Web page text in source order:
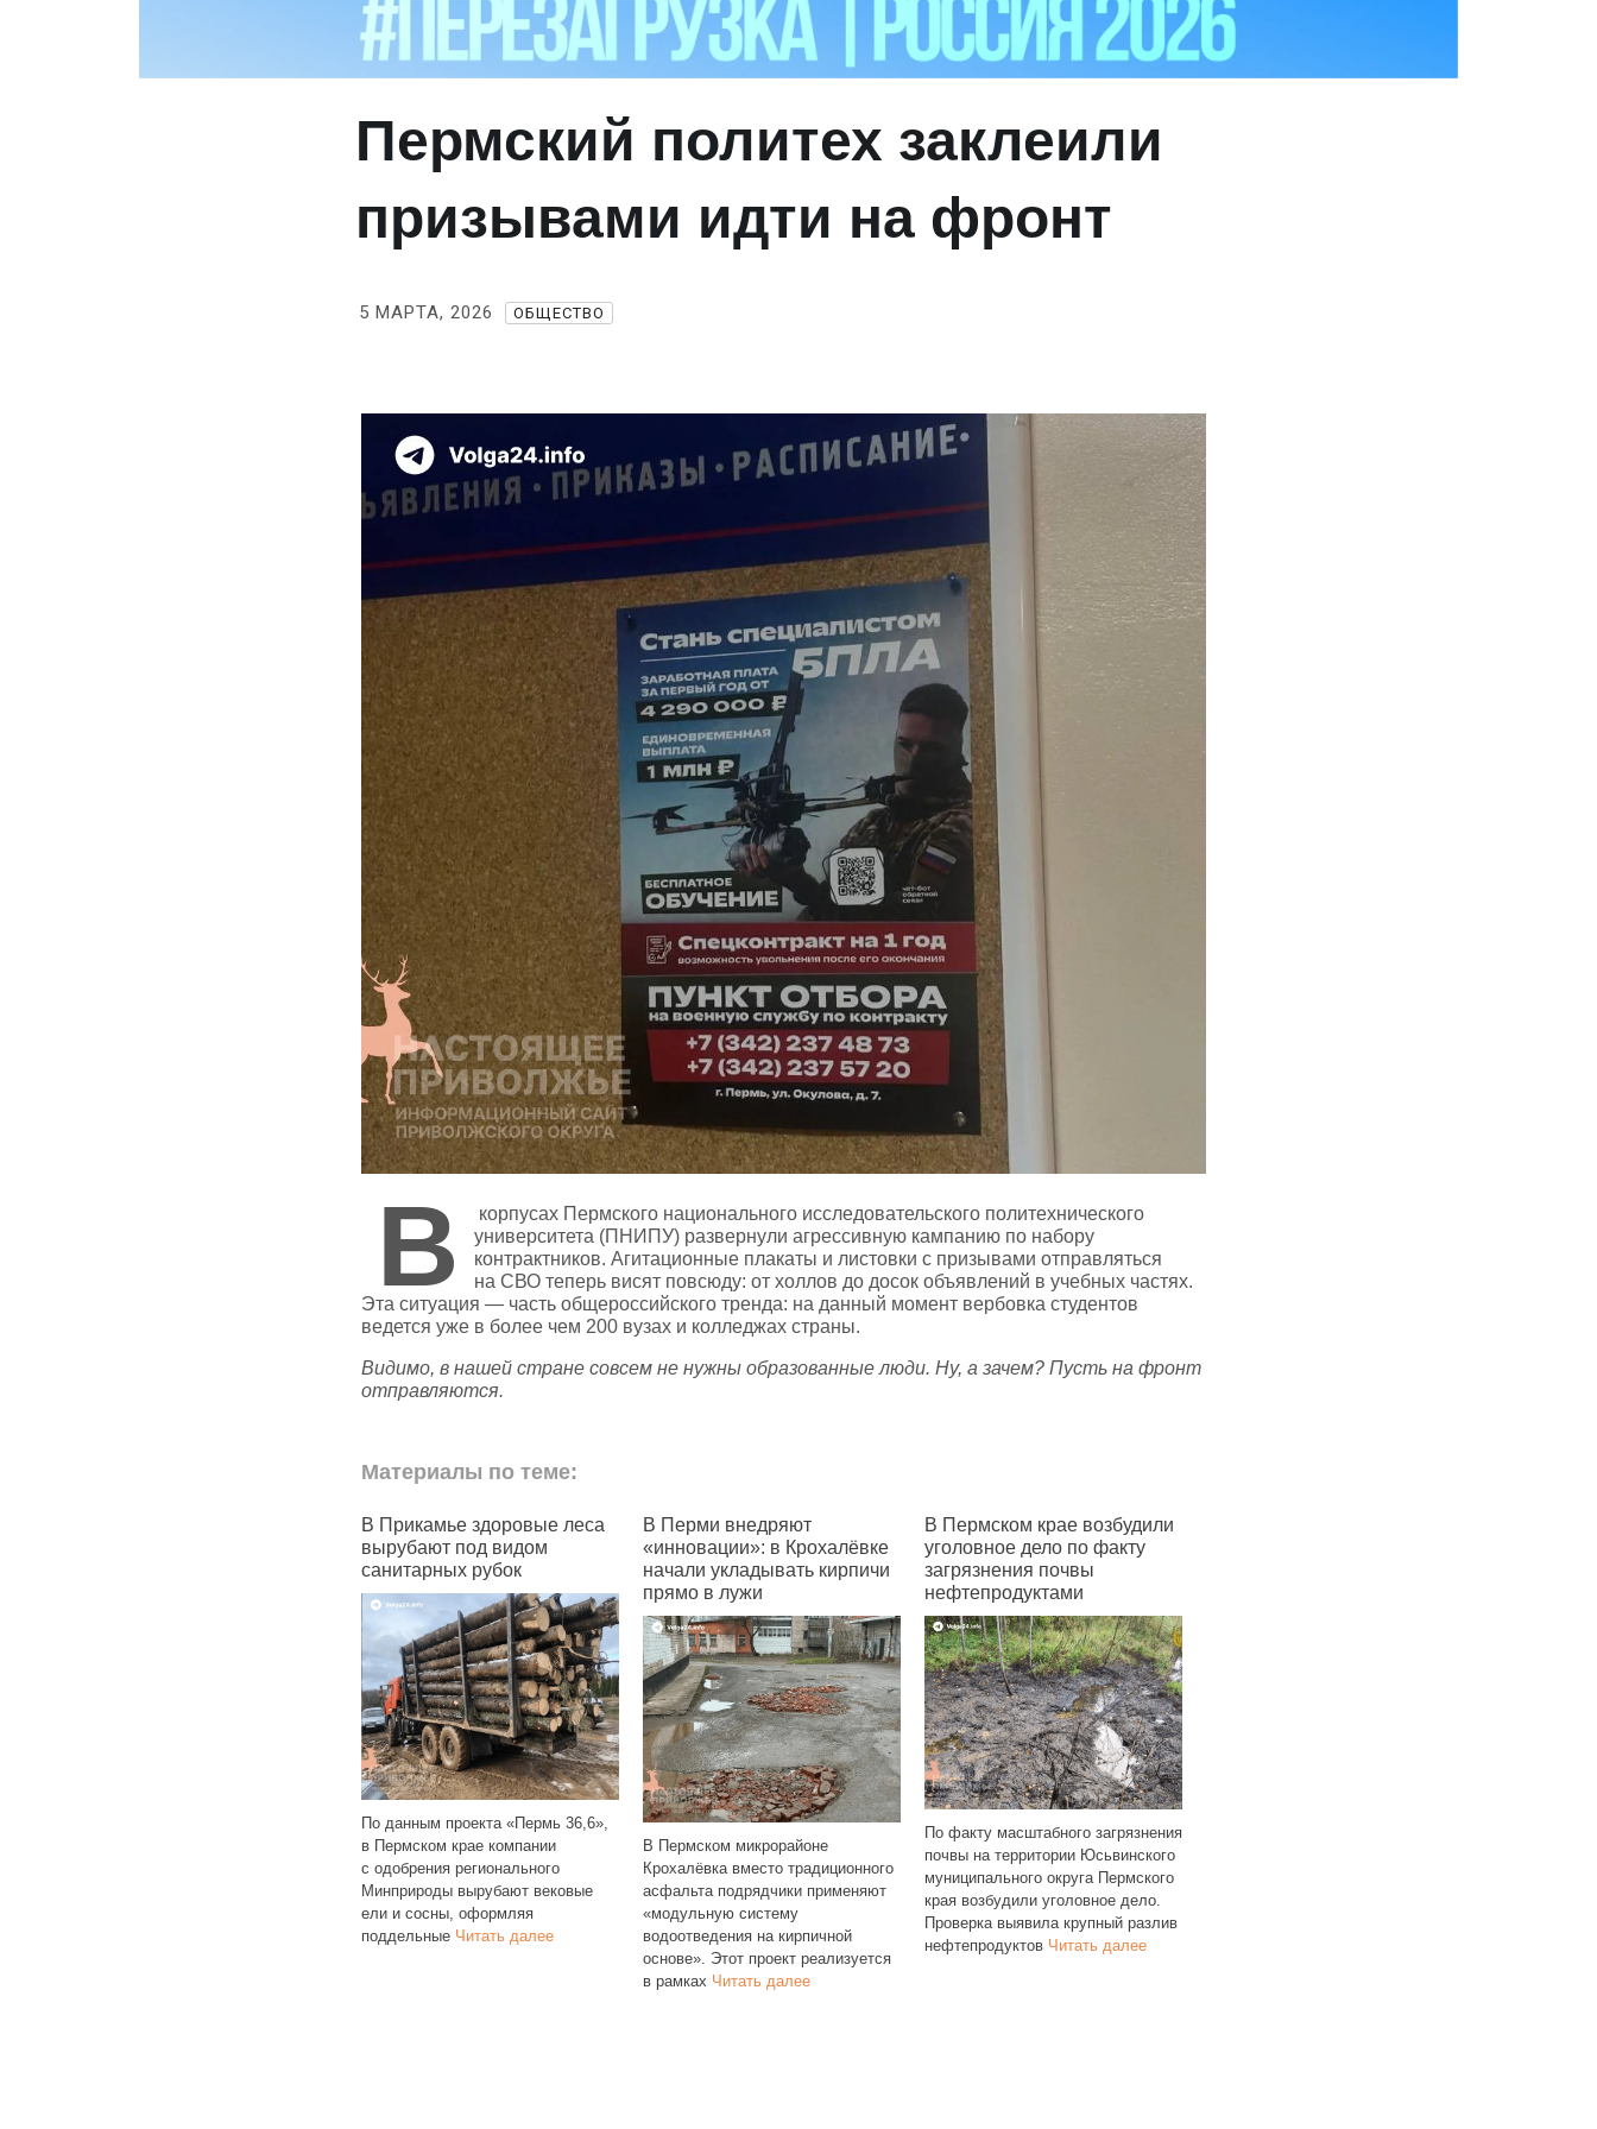
Пермский политех заклеили
призывами идти на фронт
5 МАРТА, 2026 ОБЩЕСТВО
В
корпусах Пермского национального исследовательского политехнического
университета (ПНИПУ) развернули агрессивную кампанию по набору
контрактников. Агитационные плакаты и листовки с призывами отправляться
на СВО теперь висят повсюду: от холлов до досок объявлений в учебных частях.
Эта ситуация — часть общероссийского тренда: на данный момент вербовка студентов
ведется уже в более чем 200 вузах и колледжах страны.
Видимо, в нашей стране совсем не нужны образованные люди. Ну, а зачем? Пусть на фронт
отправляются.
Материалы по теме:
В Прикамье здоровые леса
вырубают под видом
По данным проекта «Пермь 36,6»,
в Пермском крае компании
с одобрения регионального
Минприроды вырубают вековые
ели и сосны, оформляя
Читать далее
В Перми внедряют
«инновации»: в Крохалёвке
начали укладывать кирпичи
прямо в лужи
В Пермском микрорайоне
Крохалёвка вместо традиционного
асфальта подрядчики применяют
«модульную систему
водоотведения на кирпичной
основе». Этот проект реализуется
Читать далее
В Пермском крае возбудили
уголовное дело по факту
загрязнения почвы
По факту масштабного загрязнения
почвы на территории Юсьвинского
муниципального округа Пермского
края возбудили уголовное дело.
Проверка выявила крупный разлив
нефтепродуктов
Читать далее
Поселок в Пермском крае
исчезнет с карты к концу
2025 года
Поселок Камень в Пермском крае
будет перестанет существовать
к концу 2025 года. Власти
Александровского округа
приказали жителям срочно
вывезти имущество,